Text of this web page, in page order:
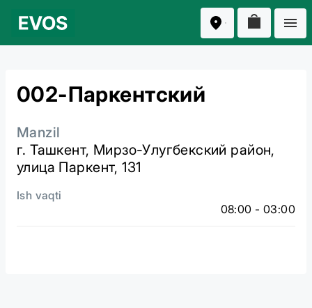
002-Паркентский
Manzil
г. Ташкент, Мирзо-Улугбекский район,
улица Паркент, 131
Ish vaqti
08:00 - 03:00